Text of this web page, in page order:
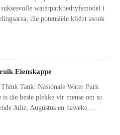
waterparkbedryfsmodel i
die potensiële kliënt asook
Eienskappe
Tank: Nasionale Water Park
die beste plekke vir mense om so
Julie, Augustus en naweke, ...